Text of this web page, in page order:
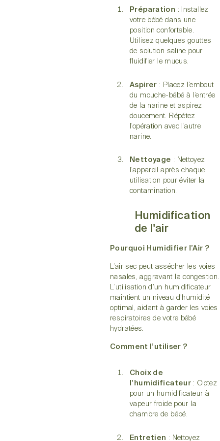
Préparation : Installez
votre bébé dans une
position confortable.
Utilisez quelques gouttes
de solution saline pour
fluidifier le mucus.
Aspirer : Placez l’embout
du mouche-bébé à l’entrée
de la narine et aspirez
doucement. Répétez
l’opération avec l’autre
narine.
Nettoyage : Nettoyez
l’appareil après chaque
utilisation pour éviter la
contamination.
Humidification
de l'air
Pourquoi Humidifier l’Air ?
L’air sec peut assécher les voies
nasales, aggravant la congestion.
L’utilisation d’un humidificateur
maintient un niveau d’humidité
optimal, aidant à garder les voies
respiratoires de votre bébé
hydratées.
Comment l’utiliser ?
Choix de
l’humidificateur : Optez
pour un humidificateur à
vapeur froide pour la
chambre de bébé.
Entretien : Nettoyez